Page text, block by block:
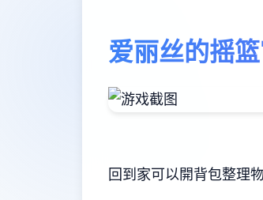
爱丽丝的摇
回到家可以開背包整理